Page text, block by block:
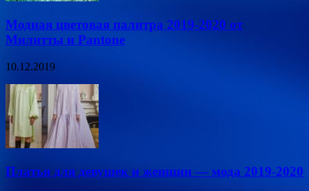
Модная цветовая палитра 2019-2020 от
Милитты и Pantone
10.12.2019
Платья для девушек и женщин — мода 2019-2020